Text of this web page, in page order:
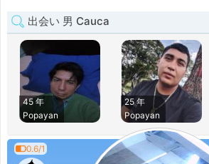
出会い 男 Cauca
45 年
Popayan
25 年
Popayan
0.6/1